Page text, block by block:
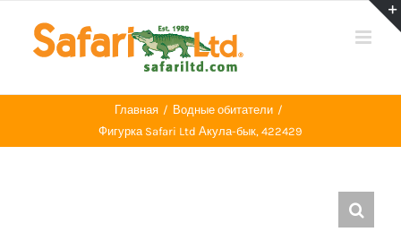
content
Главная
Водные обитатели
Фигурка Safari Ltd Акула-бык, 422429